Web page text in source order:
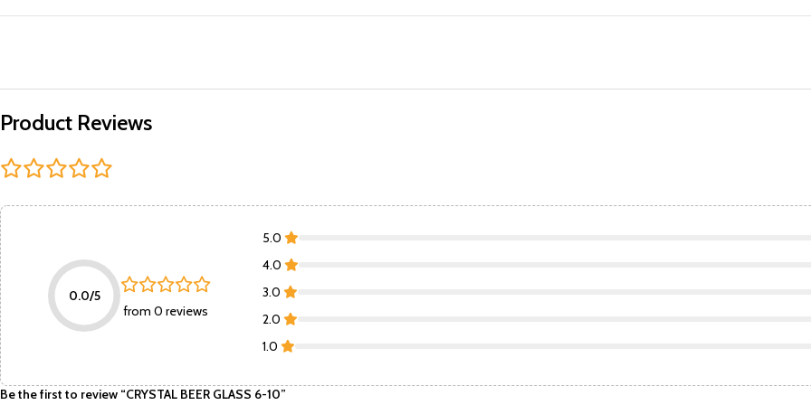
Product Reviews
0.0/5
from 0 reviews
5.0
4.0
3.0
2.0
1.0
Be the first to review “CRYSTAL BEER GLASS 6-10”